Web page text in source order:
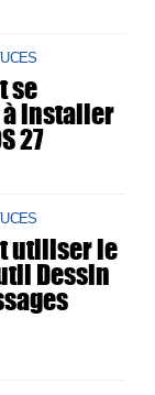
se
installer
27
utiliser le
Dessin